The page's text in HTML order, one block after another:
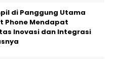
di Panggung Utama
Phone Mendapat
Inovasi dan Integrasi